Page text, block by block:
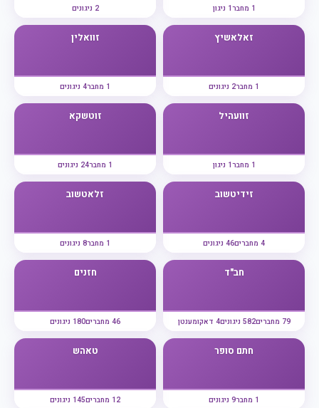
1 מחבר 1 ניגון 2 ניגונים
זאלאשיץ
1 מחבר 2 ניגונים
זוואלין
1 מחבר 4 ניגונים
זוועהיל
1 מחבר 1 ניגון
זוטשקא
1 מחבר 24 ניגונים
זידיטשוב
4 מחברים 46 ניגונים
זלאטשוב
1 מחבר 8 ניגונים
חב"ד
79 מחברים 582 ניגונים 4 דאקומענטן
חזנים
46 מחברים 180 ניגונים
חתם סופר
1 מחבר 9 ניגונים
טאהש
12 מחברים 145 ניגונים